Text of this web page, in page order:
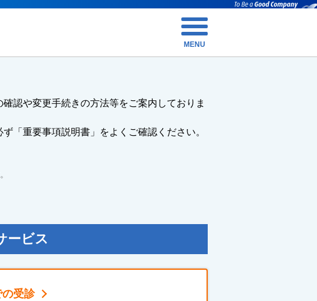
MENU
認や変更手続きの方法等をご案内しておりま
「重要事項説明書」をよくご確認ください。
ービス
受診